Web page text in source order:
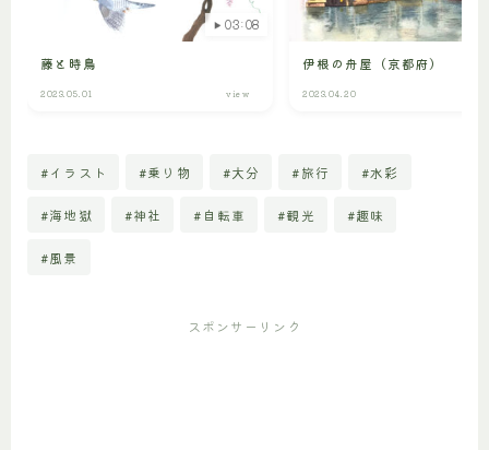
03:08
藤と時鳥
2023.05.01 view
伊根の舟屋（京都府）
2023.04.20
#イラスト #乗り物 #大分 #旅行 #水彩
#海地獄 #神社 #自転車 #観光 #趣味
#風景
スポンサーリンク